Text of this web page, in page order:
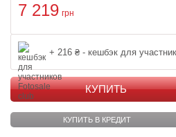
7 219 грн
+ 216 ₴ - кешбэк для
КУПИТЬ
КУПИТЬ В КРЕДИТ